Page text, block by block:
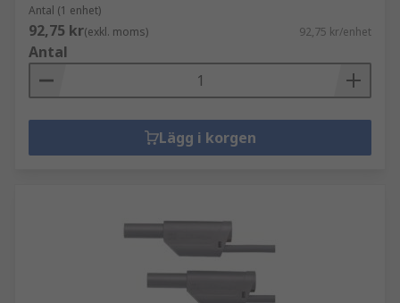
Antal (1 enhet)
92,75 kr(exkl. moms) 92,75 kr/enhet
Antal
Lägg i korgen